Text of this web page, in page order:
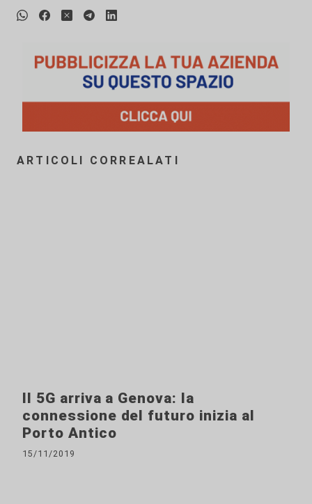
ARTICOLI CORREALATI
Il 5G arriva a Genova: la
connessione del futuro inizia al
Porto Antico
15/11/2019